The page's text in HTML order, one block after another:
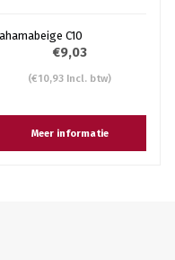
C10
€9,03
(€10,93 Incl. btw)
Meer informatie